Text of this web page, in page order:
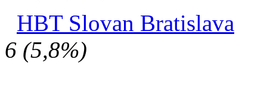
HBT Slovan Bratislava
6 (5,8%)